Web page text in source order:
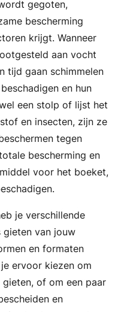
gegoten,
bescherming
krijgt. Wanneer
aan vocht
tijd gaan schimmelen
en hun
een stolp of lijst het
en insecten, zijn ze
tegen
bescherming en
voor het boeket,
je verschillende
van jouw
en formaten
ervoor kiezen om
of om een paar
en